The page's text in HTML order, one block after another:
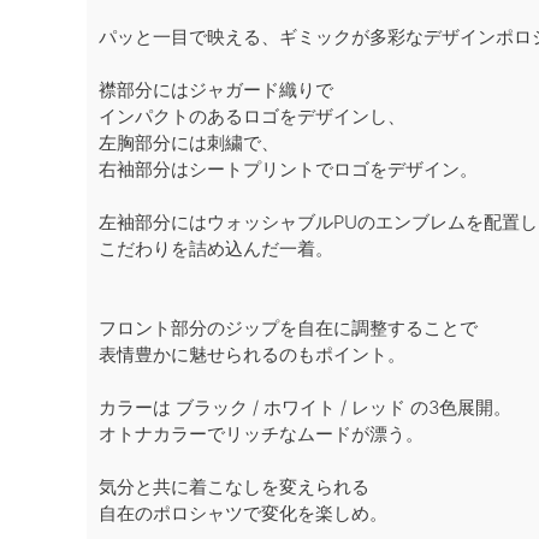
パッと一目で映える、ギミックが多彩なデザインポロ
襟部分にはジャガード織りで
インパクトのあるロゴをデザインし、
左胸部分には刺繍で、
右袖部分はシートプリントでロゴをデザイン。
左袖部分にはウォッシャブルPUのエンブレムを配置し
こだわりを詰め込んだ一着。
フロント部分のジップを自在に調整することで
表情豊かに魅せられるのもポイント。
カラーは ブラック / ホワイト / レッド の3色展開。
オトナカラーでリッチなムードが漂う。
気分と共に着こなしを変えられる
自在のポロシャツで変化を楽しめ。